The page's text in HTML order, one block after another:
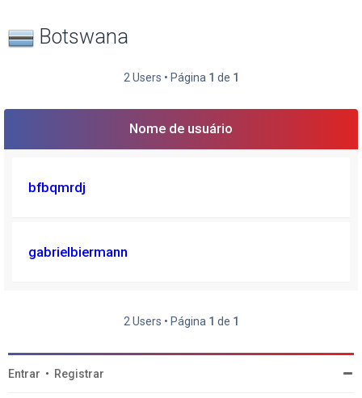
s
Botswana
2 Users • Página 1 de 1
Nome de usuário
bfbqmrdj
gabrielbiermann
2 Users • Página 1 de 1
Entrar • Registrar